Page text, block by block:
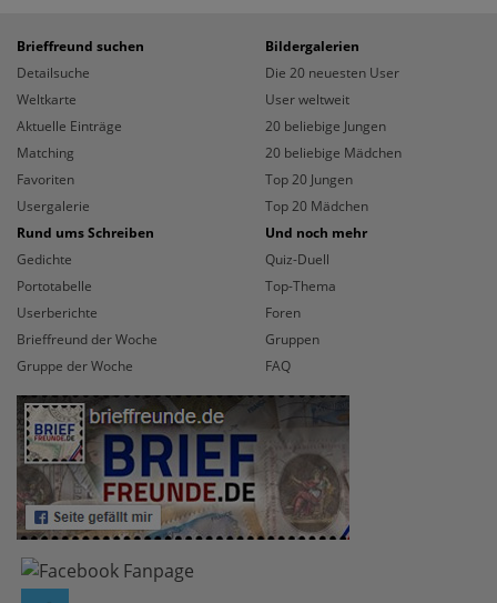
Brieffreund suchen
Detailsuche
Weltkarte
Aktuelle Einträge
Matching
Favoriten
Usergalerie
Bildergalerien
Die 20 neuesten User
User weltweit
20 beliebige Jungen
20 beliebige Mädchen
Top 20 Jungen
Top 20 Mädchen
Rund ums Schreiben
Gedichte
Portotabelle
Userberichte
Brieffreund der Woche
Gruppe der Woche
Und noch mehr
Quiz-Duell
Top-Thema
Foren
Gruppen
FAQ